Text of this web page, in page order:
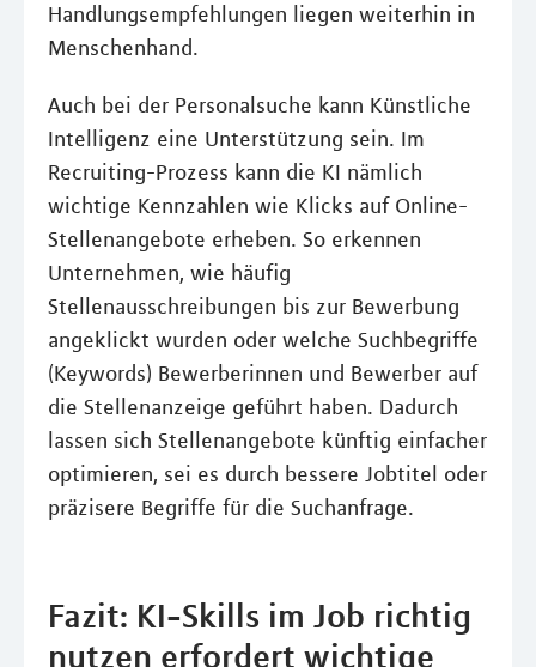
Handlungsempfehlungen liegen weiterhin in
Menschenhand.
Auch bei der Personalsuche kann Künstliche
Intelligenz eine Unterstützung sein. Im
Recruiting-Prozess kann die KI nämlich
wichtige Kennzahlen wie Klicks auf Online-
Stellenangebote erheben. So erkennen
Unternehmen, wie häufig
Stellenausschreibungen bis zur Bewerbung
angeklickt wurden oder welche Suchbegriffe
(Keywords) Bewerberinnen und Bewerber auf
die Stellenanzeige geführt haben. Dadurch
lassen sich Stellenangebote künftig einfacher
optimieren, sei es durch bessere Jobtitel oder
präzisere Begriffe für die Suchanfrage.
Fazit: KI-Skills im Job richtig
nutzen erfordert wichtige